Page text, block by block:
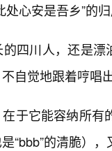
处心安是吾乡”的
四川人，还是漂
自觉地跟着哼唱
于它能容纳所
“bbb”的清脆）